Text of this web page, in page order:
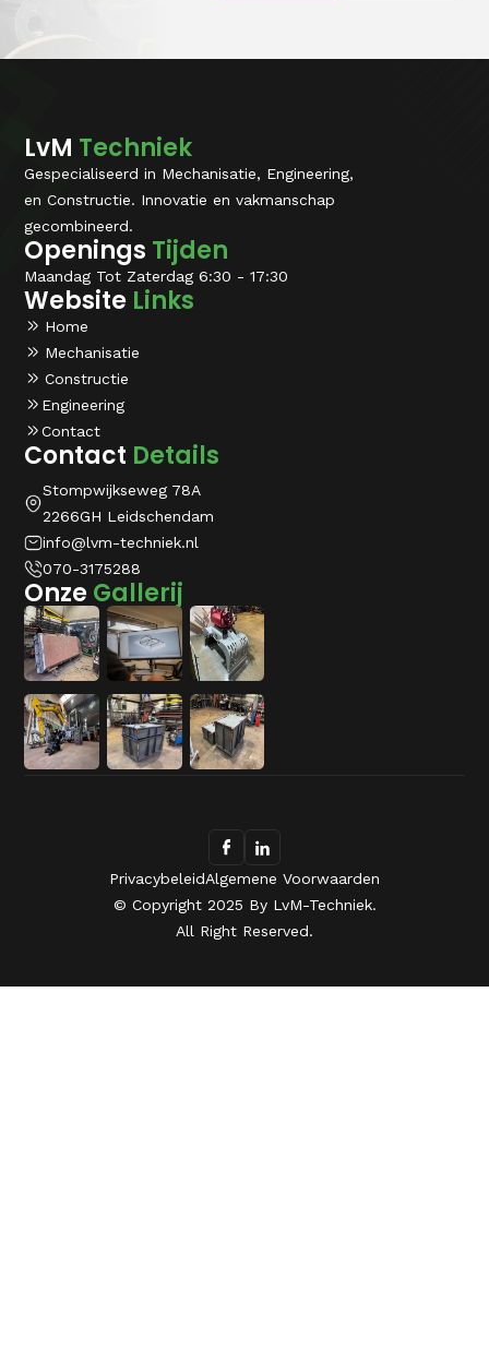
LvM Techniek
Gespecialiseerd in Mechanisatie, Engineering,
en Constructie. Innovatie en vakmanschap
gecombineerd.
Openings Tijden
Maandag Tot Zaterdag 6:30 - 17:30
Website Links
Home
Mechanisatie
Constructie
Engineering
Contact
Contact Details
Stompwijkseweg 78A
2266GH Leidschendam
info@lvm-techniek.nl
070-3175288
Onze Gallerij
© Copyright 2025 By LvM-Techniek.
All Right Reserved.
PrivacybeleidAlgemene Voorwaarden